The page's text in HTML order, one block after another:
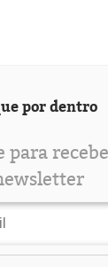
por dentro
para